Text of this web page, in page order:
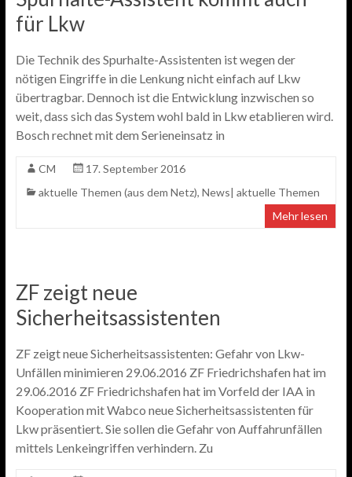
für Lkw
Die Technik des Spurhalte-Assistenten ist wegen der
nötigen Eingriffe in die Lenkung nicht einfach auf Lkw
übertragbar. Dennoch ist die Entwicklung inzwischen so
weit, dass sich das System wohl bald in Lkw etablieren wird.
Bosch rechnet mit dem Serieneinsatz in
CM
17. September 2016
aktuelle Themen (aus dem Netz), News| aktuelle Themen
Mehr lesen
ZF zeigt neue
Sicherheitsassistenten
ZF zeigt neue Sicherheitsassistenten: Gefahr von Lkw-
Unfällen minimieren 29.06.2016 ZF Friedrichshafen hat im
29.06.2016 ZF Friedrichshafen hat im Vorfeld der IAA in
Kooperation mit Wabco neue Sicherheitsassistenten für
Lkw präsentiert. Sie sollen die Gefahr von Auffahrunfällen
mittels Lenkeingriffen verhindern. Zu